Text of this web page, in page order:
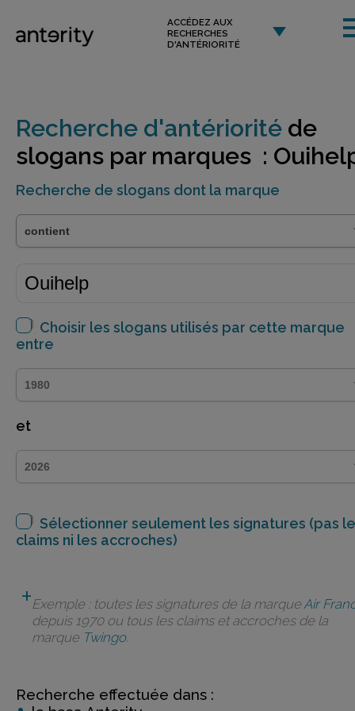
ACCÉDEZ AUX
RECHERCHES
D'ANTÉRIORITÉ
Recherche d'antériorité de
slogans par marques :
Recherche de slogans dont la marque
Choisir les slogans utilisés par cette marque
entre
et
Sélectionner seulement les signatures (pas
claims ni les accroches)
Exemple : toutes les signatures de la marqueAir
depuis 1970 ou tous les claims et accroches de la
marque Twingo.
Recherche effectuée dans :